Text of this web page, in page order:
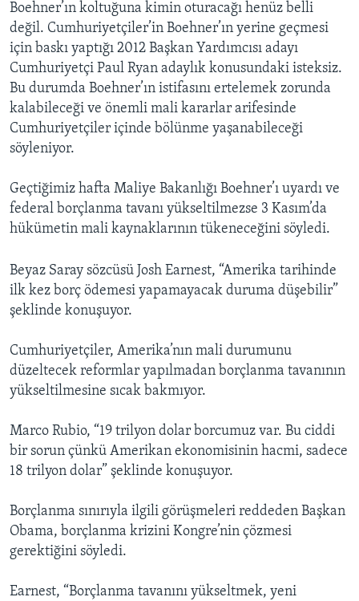
Boehner’ın koltuğuna kimin oturacağı henüz belli
değil. Cumhuriyetçiler’in Boehner’ın yerine geçmesi
için baskı yaptığı 2012 Başkan Yardımcısı adayı
Cumhuriyetçi Paul Ryan adaylık konusundaki isteksiz.
Bu durumda Boehner’ın istifasını ertelemek zorunda
kalabileceği ve önemli mali kararlar arifesinde
Cumhuriyetçiler içinde bölünme yaşanabileceği
söyleniyor.
Geçtiğimiz hafta Maliye Bakanlığı Boehner’ı uyardı ve
federal borçlanma tavanı yükseltilmezse 3 Kasım’da
hükümetin mali kaynaklarının tükeneceğini söyledi.
Beyaz Saray sözcüsü Josh Earnest, “Amerika tarihinde
ilk kez borç ödemesi yapamayacak duruma düşebilir”
şeklinde konuşuyor.
Cumhuriyetçiler, Amerika’nın mali durumunu
düzeltecek reformlar yapılmadan borçlanma tavanının
yükseltilmesine sıcak bakmıyor.
Marco Rubio, “19 trilyon dolar borcumuz var. Bu ciddi
bir sorun çünkü Amerikan ekonomisinin hacmi, sadece
18 trilyon dolar” şeklinde konuşuyor.
Borçlanma sınırıyla ilgili görüşmeleri reddeden Başkan
Obama, borçlanma krizini Kongre’nin çözmesi
gerektiğini söyledi.
Earnest, “Borçlanma tavanını yükseltmek, yeni